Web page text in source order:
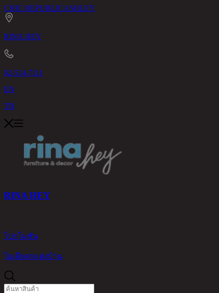
CHIC REPUBLICASHLEY
RINA HEY
02-514-7111
EN
TH
RINA HEY
โปรโมชัน
ไอเดียตกแต่งบ้าน